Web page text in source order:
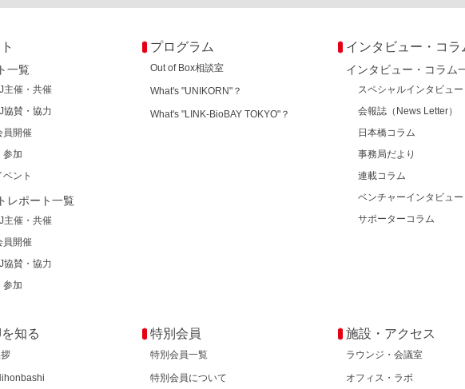
一覧
主催・共催
協賛・協力
員開催
参加
ント
レポート一覧
主催・共催
員開催
協賛・協力
参加
プログラム
Out of Box相談室
What's "UNIKORN"？
What's "LINK-BioBAY TOKYO"？
インタビュー・コラ
インタビュー・コラム
スペシャルインタビュー
会報誌（News Letter）
日本橋コラム
事務局だより
連載コラム
ベンチャーインタビュー
サポーターコラム
知る 特別会員
特別会員一覧
特別会員について
施設・アクセス
ラウンジ・会議室
オフィス・ラボ